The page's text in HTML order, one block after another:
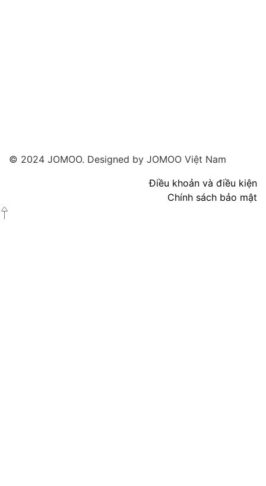
© 2024 JOMOO. Designed by JOMOO Việt Nam
Điều khoản và điều kiện
Chính sách bảo mật